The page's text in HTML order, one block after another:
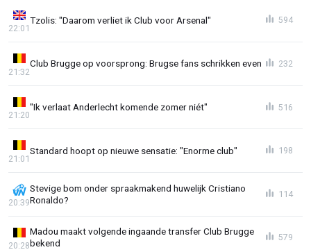
Tzolis: "Daarom verliet ik Club voor Arsenal"
22:01
594
Club Brugge op voorsprong: Brugse fans schrikken even
21:32
232
"Ik verlaat Anderlecht komende zomer niét"
21:20
516
Standard hoopt op nieuwe sensatie: "Enorme club"
21:01
198
Stevige bom onder spraakmakend huwelijk Cristiano
Ronaldo?
20:39
114
Madou maakt volgende ingaande transfer Club Brugge
bekend
20:28
579